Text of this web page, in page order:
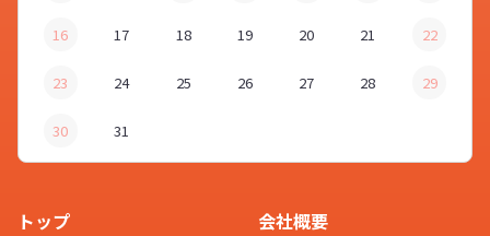
16 17 18 19 20 21 22
23 24 25 26 27 28 29
30 31
トップ
会社概要